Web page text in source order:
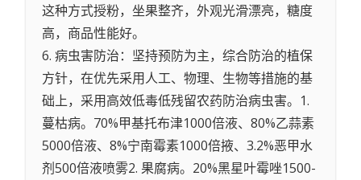
这种方式授粉，坐果整齐，外观光滑漂亮，糖度
高，商品性能好。
6. 病虫害防治：坚持预防为主，综合防治的植保
方针，在优先采用人工、物理、生物等措施的基
础上，采用高效低毒低残留农药防治病虫害。1.
蔓枯病。70%甲基托布津1000倍液、80%乙蒜素
5000倍液、8%宁南霉素1000倍掖、3.2%恶甲水
剂500倍液喷雾2. 果腐病。20%黑星叶霉唑1500-